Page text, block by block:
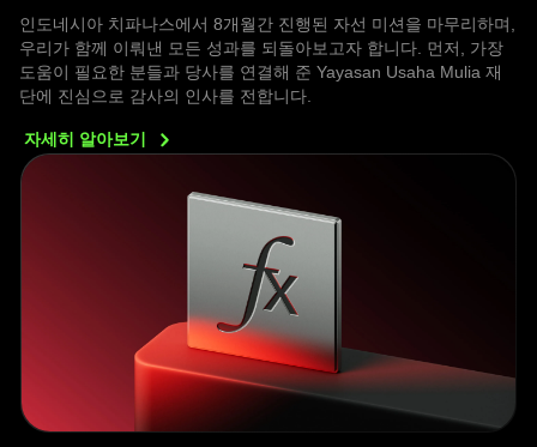
인도네시아 치파나스에서 8개월간 진행된 자선 미션을 마무리하며,
우리가 함께 이뤄낸 모든 성과를 되돌아보고자 합니다. 먼저, 가장
도움이 필요한 분들과 당사를 연결해 준 Yayasan Usaha Mulia 재
단에 진심으로 감사의 인사를 전합니다.
자세히 알아보기